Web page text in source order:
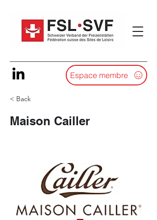
Espace membre
< Back
Maison Cailler